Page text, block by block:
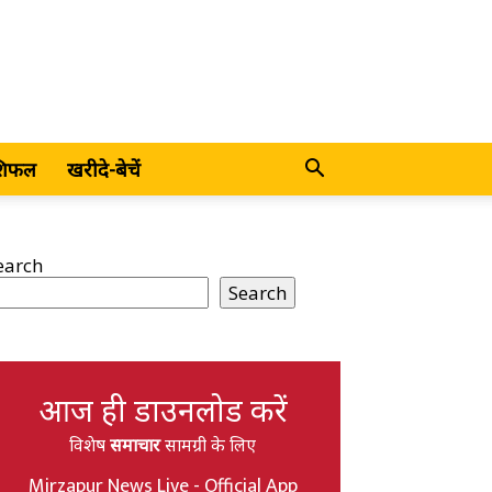
खरीदे-बेचें
Search
आज ही डाउनलोड करें
विशेषसमाचारसामग्री के लिए